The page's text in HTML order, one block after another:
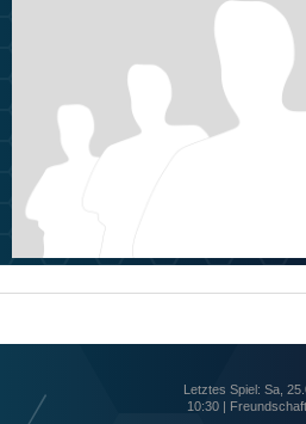
Letztes Spiel: Sa,
10:30 |